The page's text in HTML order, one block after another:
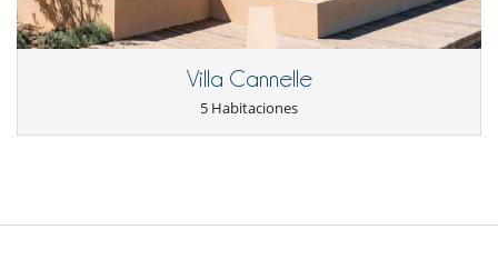
Villa Cannelle
5 Habitaciones